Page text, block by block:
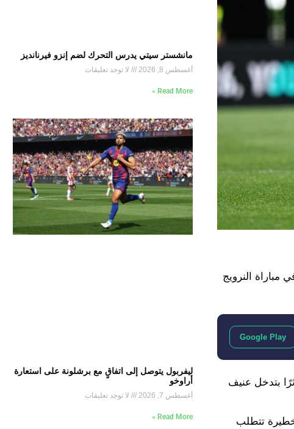
مباراة النرويج
Google Play
بتدخل عنيف
خطيرة تتطلب
مانشستر سيتي يدرس التحرك لضم إنزو فيرنانديز
أغسطس 8, 2026 لا توجد تعليقات
Read More »
ليفربول يتوصل إلى اتفاقٍ مع برشلونة على استعارة
أراوخو
أغسطس 7, 2026 لا توجد تعليقات
Read More »